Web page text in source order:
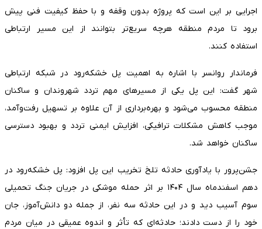
اجرایی بر این است که پروژه بدون وقفه و با حفظ کیفیت فنی پیش
برود تا مردم منطقه هرچه سریع‌تر بتوانند از این مسیر ارتباطی
استفاده کنند.
فرماندار روانسر با اشاره به اهمیت پل خشکه‌رود در شبکه ارتباطی
شهر گفت: این پل یکی از مسیرهای مهم تردد شهروندان و ساکنان
منطقه محسوب می‌شود و بهره‌برداری از آن علاوه بر تسهیل رفت‌وآمد،
موجب کاهش مشکلات ترافیکی، افزایش ایمنی تردد و بهبود دسترسی
ساکنان خواهد شد.
جشن‌پرور با یادآوری حادثه تلخ تخریب این پل افزود: پل خشکه‌رود در
دهم اسفندماه سال ۱۴۰۴ بر اثر حمله موشکی در جریان جنگ تحمیلی
سوم آسیب دید و در این حادثه سه نفر، از جمله دو دانش‌آموز، جان
خود را از دست دادند؛ حادثه‌ای که تأثر و اندوه عمیقی در میان مردم